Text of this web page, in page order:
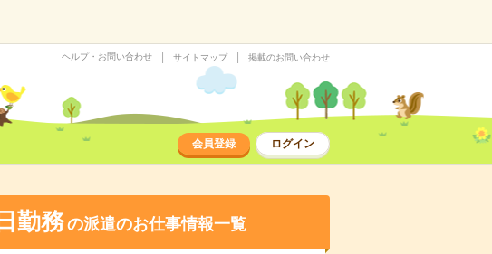
ヘルプ・お問い合わせ サイトマップ 掲載のお問い合わせ
会員登録 ログイン
勤務の派遣のお仕事情報一覧